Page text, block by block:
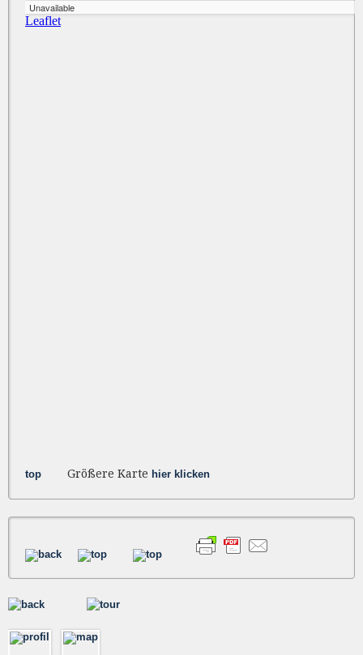
topGrößere Karte hier klicken